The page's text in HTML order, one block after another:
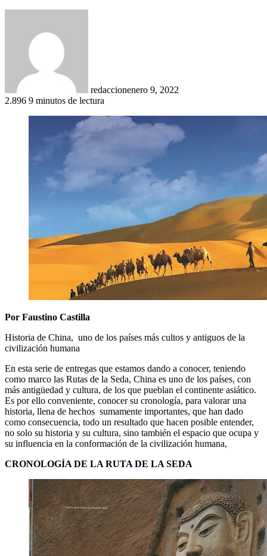
redaccionenero 9, 2022
2.896 9 minutos de lectura
Por Faustino Castilla
Historia de China, uno de los países más cultos y antiguos de la
civilización humana
En esta serie de entregas que estamos dando a conocer, teniendo
como marco las Rutas de la Seda, China es uno de los países, con
más antigüedad y cultura, de los que pueblan el continente asiático.
Es por ello conveniente, conocer su cronología, para valorar una
historia, llena de hechos sumamente importantes, que han dado
como consecuencia, todo un resultado que hacen posible entender,
no solo su historia y su cultura, sino también el espacio que ocupa y
su influencia en la conformación de la civilización humana,
CRONOLOGÍA DE LA RUTA DE LA SEDA